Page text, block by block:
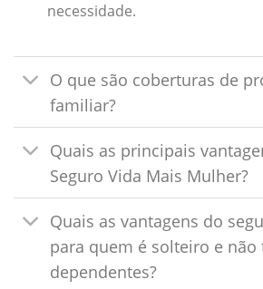
necessidade.
O que são coberturas de
familiar?
Quais as principais
Seguro Vida Mais Mulher?
Quais as vantagens do
para quem é solteiro e não
dependentes?